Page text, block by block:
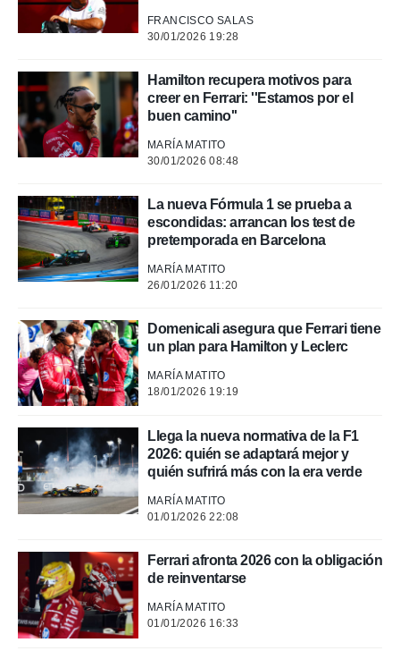
de
posible
traten tus
en
a lo que
Para
su
u
datos
en
en
de
o acceder
datos
perfiles
FRANCISCO SALAS
30/01/2026 19:28
Hamilton recupera motivos para
creer en Ferrari: ''Estamos por el
buen camino''
MARÍA MATITO
30/01/2026 08:48
La nueva Fórmula 1 se prueba a
escondidas: arrancan los test de
pretemporada en Barcelona
MARÍA MATITO
26/01/2026 11:20
Domenicali asegura que Ferrari tiene
un plan para Hamilton y Leclerc
MARÍA MATITO
18/01/2026 19:19
Llega la nueva normativa de la F1
2026: quién se adaptará mejor y
quién sufrirá más con la era verde
MARÍA MATITO
01/01/2026 22:08
Ferrari afronta 2026 con la obligación
de reinventarse
MARÍA MATITO
01/01/2026 16:33